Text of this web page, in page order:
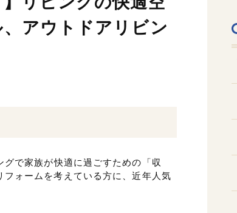
アウトドアリビン
グで家族が快適に過ごすための「収
ォームを考えている方に、近年人気